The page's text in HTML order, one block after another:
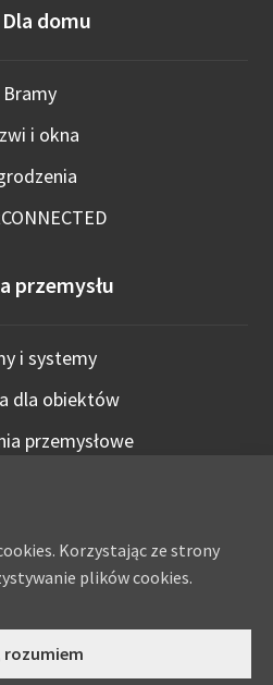
Dla domu
Bramy
i okna
przemysłu
i systemy
dla obiektów
przemysłowe
Wiśniowski Salon Partnerski
Korzystając ze strony
plików cookies.
rozumiem